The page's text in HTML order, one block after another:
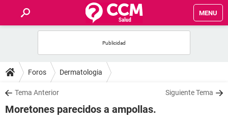
MENU
FOROS
SALUD
Foros Dermatologia
Tema Anterior Siguiente Tema
Moretones parecidos a ampollas.